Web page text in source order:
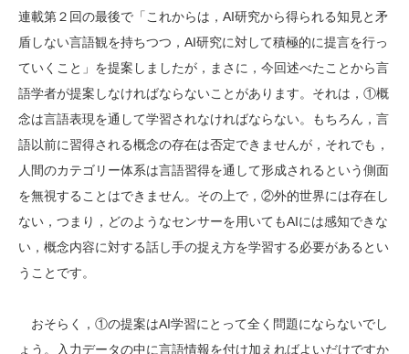
連載第２回の最後で「これからは，AI研究から得られる知見と矛
盾しない言語観を持ちつつ，AI研究に対して積極的に提言を行っ
ていくこと」を提案しましたが，まさに，今回述べたことから言
語学者が提案しなければならないことがあります。それは，①概
念は言語表現を通して学習されなければならない。もちろん，言
語以前に習得される概念の存在は否定できませんが，それでも，
人間のカテゴリー体系は言語習得を通して形成されるという側面
を無視することはできません。その上で，②外的世界には存在し
ない，つまり，どのようなセンサーを用いてもAIには感知できな
い，概念内容に対する話し手の捉え方を学習する必要があるとい
うことです。
おそらく，①の提案はAI学習にとって全く問題にならないでし
ょう。入力データの中に言語情報を付け加えればよいだけですか